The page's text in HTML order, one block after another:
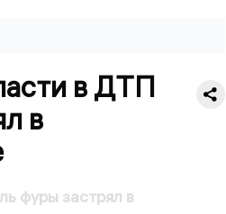
в ДТП
в
фуры застрял в